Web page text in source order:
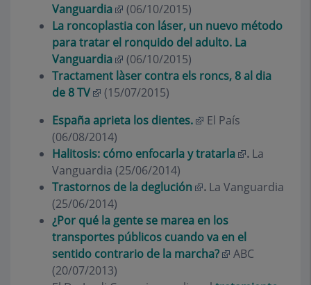
Vanguardia
(06/10/2015)
La roncoplastia con láser, un nuevo método
para tratar el ronquido del adulto. La
Vanguardia
(06/10/2015)
Tractament làser contra els roncs, 8 al dia
de 8 TV
(15/07/2015)
España aprieta los dientes.
El País
(06/08/2014)
Halitosis: cómo enfocarla y tratarla
. La
Vanguardia (25/06/2014)
Trastornos de la deglución
. La Vanguardia
(25/06/2014)
¿Por qué la gente se marea en los
transportes públicos cuando va en el
sentido contrario de la marcha?
ABC
(20/07/2013)